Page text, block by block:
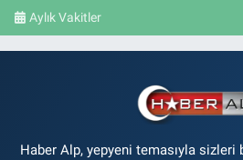
Aylık Vakitler
Haber Alp, yepyeni temasıyla